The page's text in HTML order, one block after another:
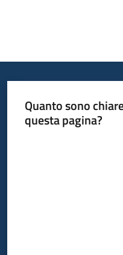
Quanto sono
questa pagina?